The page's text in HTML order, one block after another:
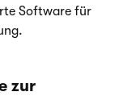
Software für
zur